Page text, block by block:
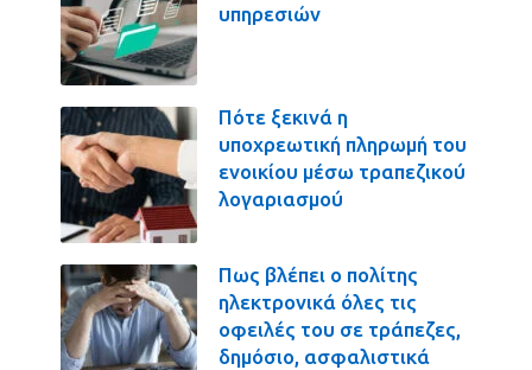
υπηρεσιών
Πότε ξεκινά η
υποχρεωτική πληρωμή του
ενοικίου μέσω τραπεζικού
λογαριασμού
Πως βλέπει ο πολίτης
ηλεκτρονικά όλες τις
οφειλές του σε τράπεζες,
δημόσιο, ασφαλιστικά